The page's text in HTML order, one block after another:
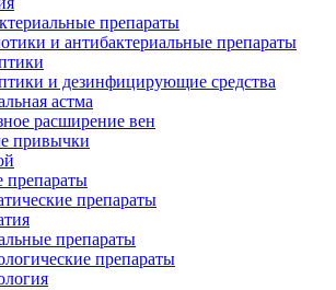
препараты
и антибактериальные препараты
и дезинфицирующие средства
астма
расширение вен
привычки
препараты
препараты
препараты
препараты